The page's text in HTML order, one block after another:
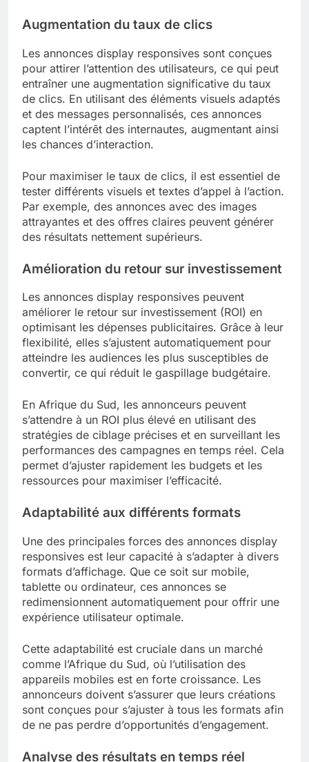
Augmentation du taux de clics
Les annonces display responsives sont conçues
pour attirer l’attention des utilisateurs, ce qui peut
entraîner une augmentation significative du taux
de clics. En utilisant des éléments visuels adaptés
et des messages personnalisés, ces annonces
captent l’intérêt des internautes, augmentant ainsi
les chances d’interaction.
Pour maximiser le taux de clics, il est essentiel de
tester différents visuels et textes d’appel à l’action.
Par exemple, des annonces avec des images
attrayantes et des offres claires peuvent générer
des résultats nettement supérieurs.
Amélioration du retour sur investissement
Les annonces display responsives peuvent
améliorer le retour sur investissement (ROI) en
optimisant les dépenses publicitaires. Grâce à leur
flexibilité, elles s’ajustent automatiquement pour
atteindre les audiences les plus susceptibles de
convertir, ce qui réduit le gaspillage budgétaire.
En Afrique du Sud, les annonceurs peuvent
s’attendre à un ROI plus élevé en utilisant des
stratégies de ciblage précises et en surveillant les
performances des campagnes en temps réel. Cela
permet d’ajuster rapidement les budgets et les
ressources pour maximiser l’efficacité.
Adaptabilité aux différents formats
Une des principales forces des annonces display
responsives est leur capacité à s’adapter à divers
formats d’affichage. Que ce soit sur mobile,
tablette ou ordinateur, ces annonces se
redimensionnent automatiquement pour offrir une
expérience utilisateur optimale.
Cette adaptabilité est cruciale dans un marché
comme l’Afrique du Sud, où l’utilisation des
appareils mobiles est en forte croissance. Les
annonceurs doivent s’assurer que leurs créations
sont conçues pour s’ajuster à tous les formats afin
de ne pas perdre d’opportunités d’engagement.
Analyse des résultats en temps réel